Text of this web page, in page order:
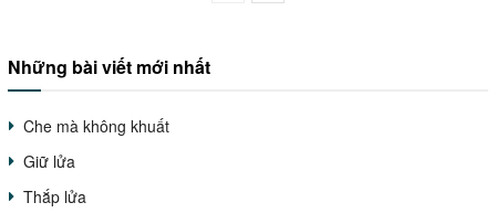
Những bài viết mới nhất
Che mà không khuất
Giữ lửa
Thắp lửa